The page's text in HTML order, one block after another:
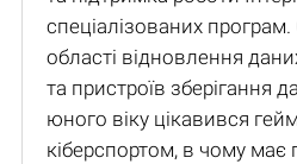
спеціалізованих
області відновлення
та пристроїв зберігання
юного віку цікавився
кіберспортом, в чому має